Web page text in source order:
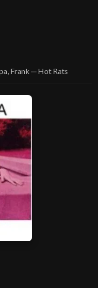
Frank ─ Hot Rats